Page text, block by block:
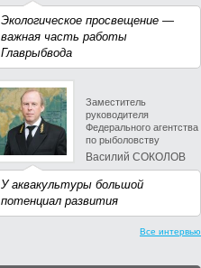
Экологическое просвещение —
важная часть работы
Главрыбвода
Заместитель
руководителя
Федерального агентства
по рыболовству
Василий СОКОЛОВ
У аквакультуры большой
потенциал развития
Все интервью